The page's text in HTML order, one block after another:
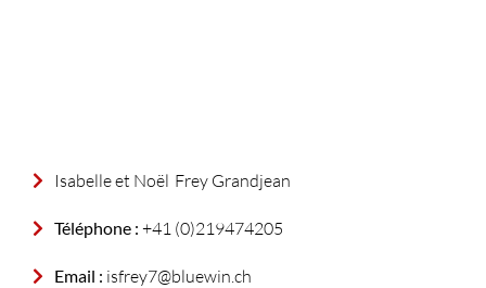
Isabelle et Noël Frey Grandjean
Téléphone : +41 (0)219474205
Email : isfrey7@bluewin.ch